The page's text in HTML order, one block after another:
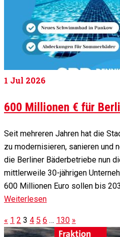
1 Jul 2026
600 Millionen € für
Seit mehreren Jahren hat die
zu modernisieren, sanieren und
die Berliner Bäderbetriebe nun
mittlerweile 30-jährigen
600 Millionen Euro sollen bis
Weiterlesen
« 1 2 3 4 5 6 … 130 »